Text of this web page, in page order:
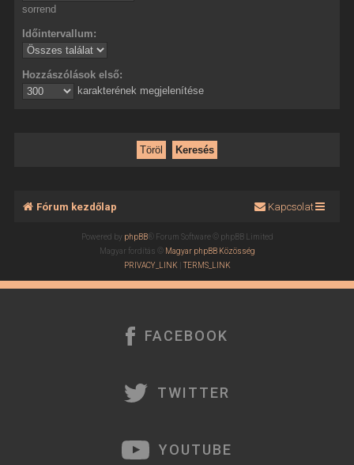
sorrend
Időintervallum:
Hozzászólások első:
karakterének megjelenítése
Fórum kezdőlap Kapcsolat
Powered by phpBB® Forum Software © phpBB Limited
Magyar fordítás © Magyar phpBB Közösség
PRIVACY_LINK|TERMS_LINK
FACEBOOK
TWITTER
YOUTUBE